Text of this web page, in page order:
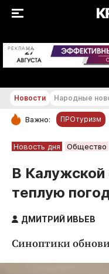
РЕКЛАМА
РУБРИКИ
Новости
Статьи
Народные
Авто и
Новости Народные
Важно: ПРОтуризм
Новость дня Общество
В
теплую
ДМИТРИЙ ИВЬЕВ
Синоптики